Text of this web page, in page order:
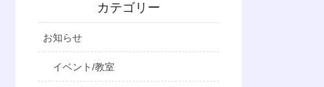
カテゴリー
お知らせ
イベント/教室